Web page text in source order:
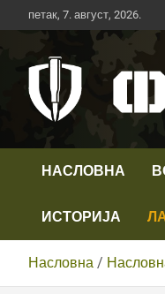
Скип
то
петак, 7. август, 2026.
НАСЛОВНА
ИСТОРИЈА
Насловна